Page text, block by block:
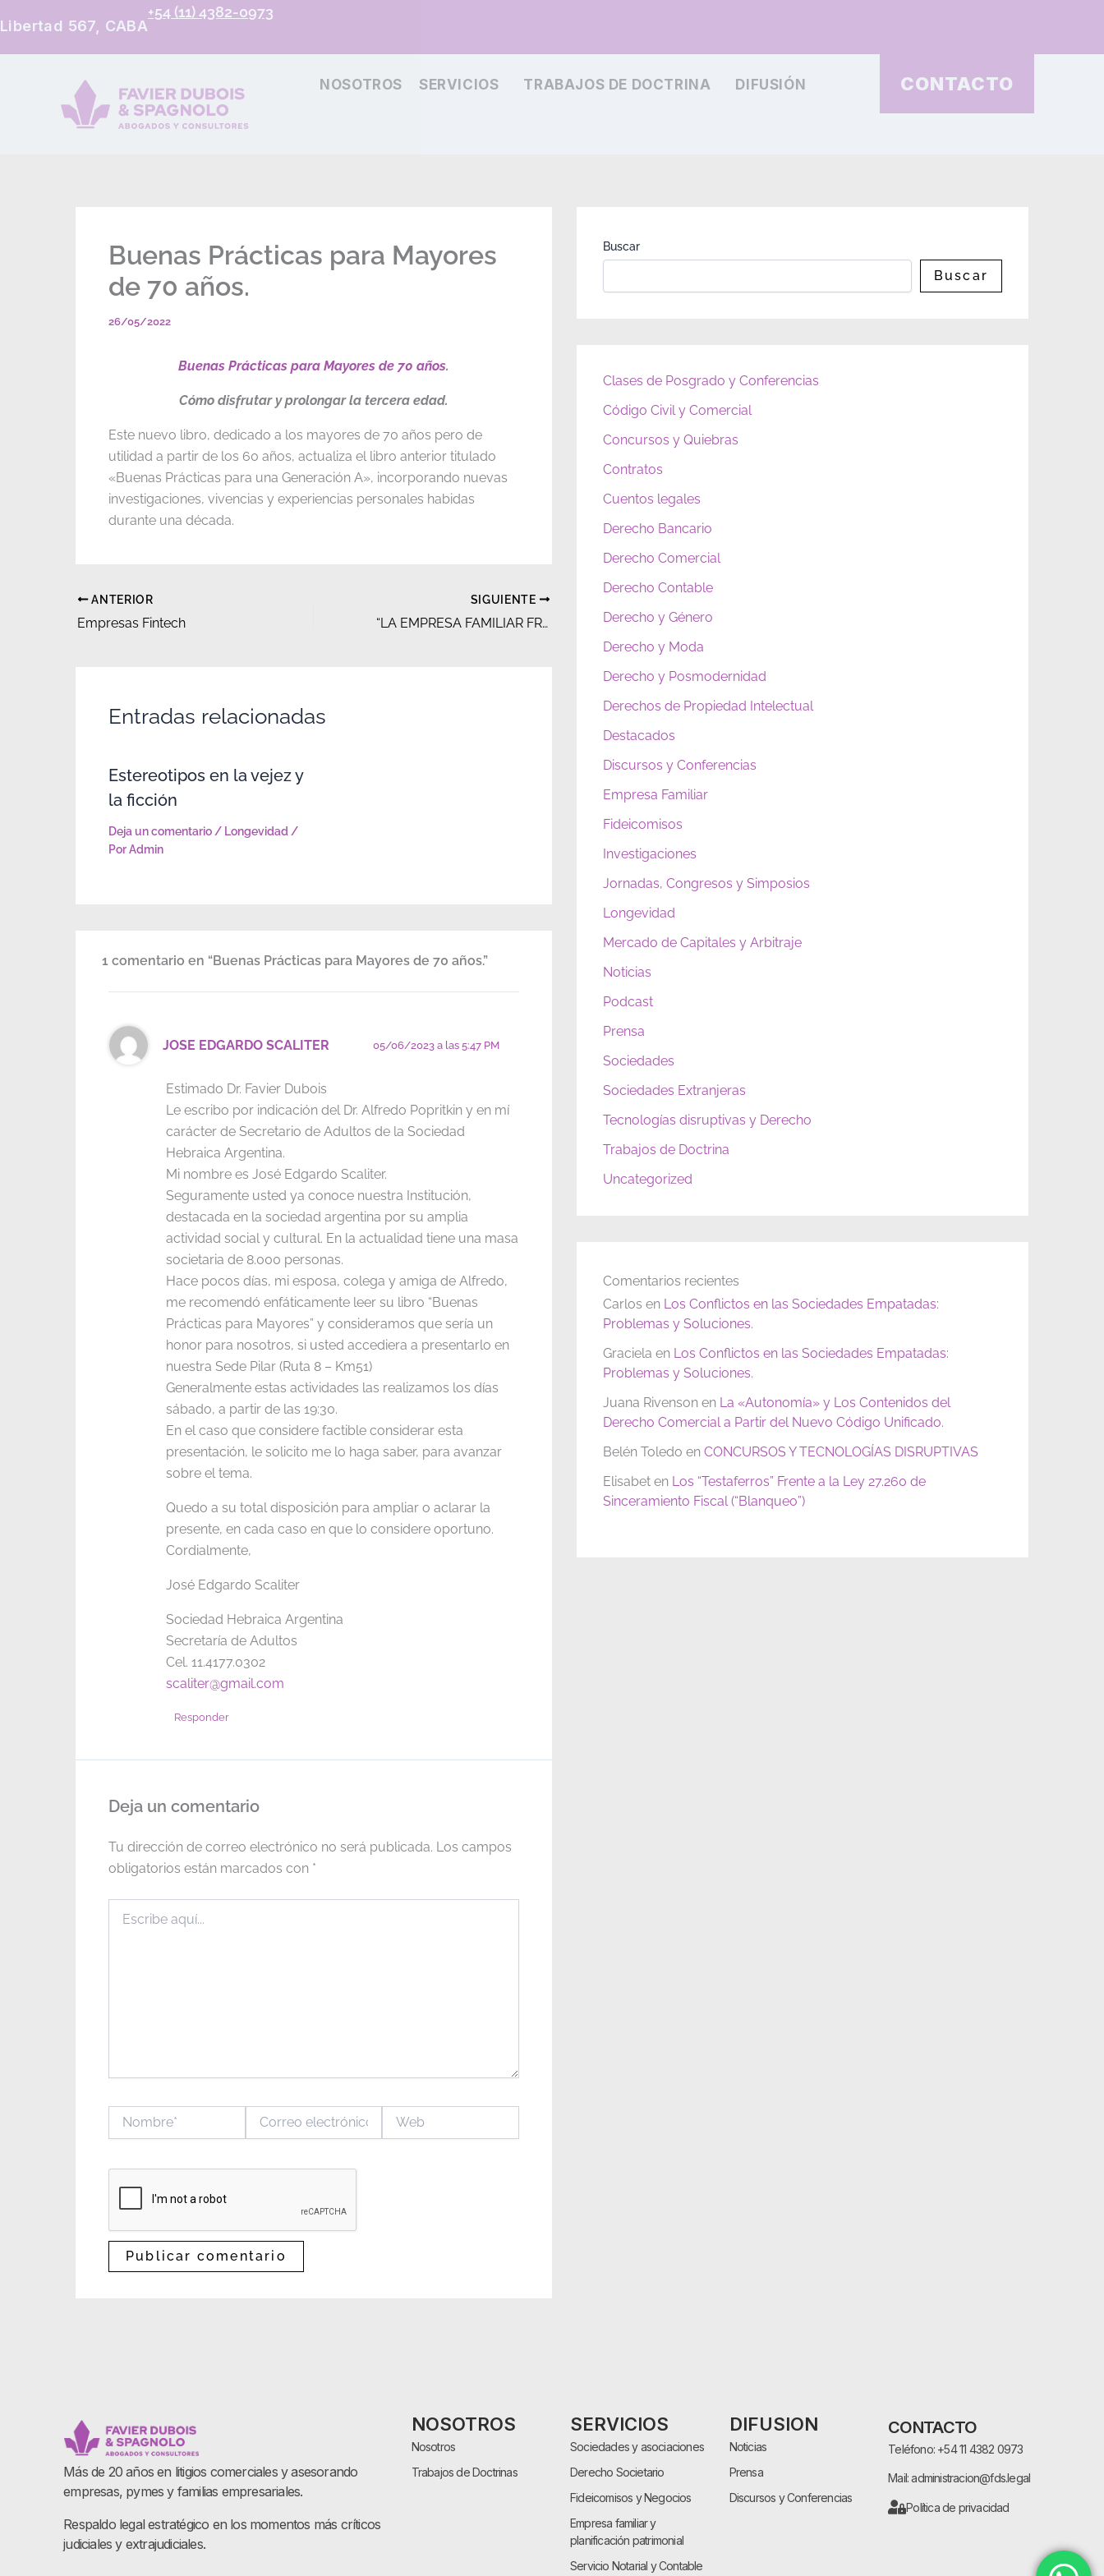
Libertad 567, CABA
+54 (11) 4382-0973
NOSOTROS SERVICIOS TRABAJOS DE DOCTRINA DIFUSIÓN CONTACTO
Buenas Prácticas para Mayores
de 70 años.
26/05/2022
Buenas Prácticas para Mayores de 70 años.
Cómo disfrutar y prolongar la tercera edad.
Este nuevo libro, dedicado a los mayores de 70 años pero de
utilidad a partir de los 60 años, actualiza el libro anterior titulado
«Buenas Prácticas para una Generación A», incorporando nuevas
investigaciones, vivencias y experiencias personales habidas
durante una década.
ANTERIOR
Empresas Fintech
SIGUIENTE
“LA EMPRESA FAMILIAR FRENTE A LA LEY DE SOCIEDADES»
Entradas relacionadas
Estereotipos en la vejez y
la ficción
Deja un comentario / Longevidad /
PorAdmin
1 comentario en “Buenas Prácticas para Mayores de 70 años.”
JOSE EDGARDO SCALITER 05/06/2023 a las 5:47 PM
Estimado Dr. Favier Dubois
Le escribo por indicación del Dr. Alfredo Popritkin y en mí
carácter de Secretario de Adultos de la Sociedad
Hebraica Argentina.
Mi nombre es José Edgardo Scaliter.
Seguramente usted ya conoce nuestra Institución,
destacada en la sociedad argentina por su amplia
actividad social y cultural. En la actualidad tiene una masa
societaria de 8.000 personas.
Hace pocos días, mi esposa, colega y amiga de Alfredo,
me recomendó enfáticamente leer su libro “Buenas
Prácticas para Mayores” y consideramos que sería un
honor para nosotros, si usted accediera a presentarlo en
nuestra Sede Pilar (Ruta 8 – Km51)
Generalmente estas actividades las realizamos los días
sábado, a partir de las 19:30.
En el caso que considere factible considerar esta
presentación, le solicito me lo haga saber, para avanzar
sobre el tema.
Quedo a su total disposición para ampliar o aclarar la
presente, en cada caso en que lo considere oportuno.
Cordialmente,
José Edgardo Scaliter
Sociedad Hebraica Argentina
Secretaría de Adultos
Cel. 11.4177.0302
scaliter@gmail.com
Responder
Deja un comentario
Tu dirección de correo electrónico no será publicada. Los campos
obligatorios están marcados con *
aquí...
electrónico*
Buscar
Buscar
Clases de Posgrado y Conferencias
Código Civil y Comercial
Concursos y Quiebras
Contratos
Cuentos legales
Derecho Bancario
Derecho Comercial
Derecho Contable
Derecho y Género
Derecho y Moda
Derecho y Posmodernidad
Derechos de Propiedad Intelectual
Destacados
Discursos y Conferencias
Empresa Familiar
Fideicomisos
Investigaciones
Jornadas, Congresos y Simposios
Longevidad
Mercado de Capitales y Arbitraje
Noticias
Podcast
Prensa
Sociedades
Sociedades Extranjeras
Tecnologías disruptivas y Derecho
Trabajos de Doctrina
Uncategorized
Comentarios recientes
Carlos en Los Conflictos en las Sociedades Empatadas:
Problemas y Soluciones.
Graciela en Los Conflictos en las Sociedades Empatadas:
Problemas y Soluciones.
Juana Rivenson en La «Autonomía» y Los Contenidos del
Derecho Comercial a Partir del Nuevo Código Unificado.
Belén Toledo en CONCURSOS Y TECNOLOGÍAS DISRUPTIVAS
Elisabet en Los “Testaferros” Frente a la Ley 27.260 de
Sinceramiento Fiscal (“Blanqueo”)
Más de 20 años en litigios comerciales y asesorando
empresas, pymes y familias empresariales.
Respaldo legal estratégico en los momentos más críticos
judiciales y extrajudiciales.
NOSOTROS
Nosotros
Trabajos de Doctrinas
SERVICIOS
Sociedades y asociaciones
Derecho Societario
Fideicomisos y Negocios
Empresa familiar y
planificación patrimonial
Servicio Notarial y Contable
DIFUSION
Noticias
Prensa
Discursos y Conferencias
CONTACTO
Teléfono: +54 11 4382 0973
Mail: administracion@fds.legal
Política de privacidad